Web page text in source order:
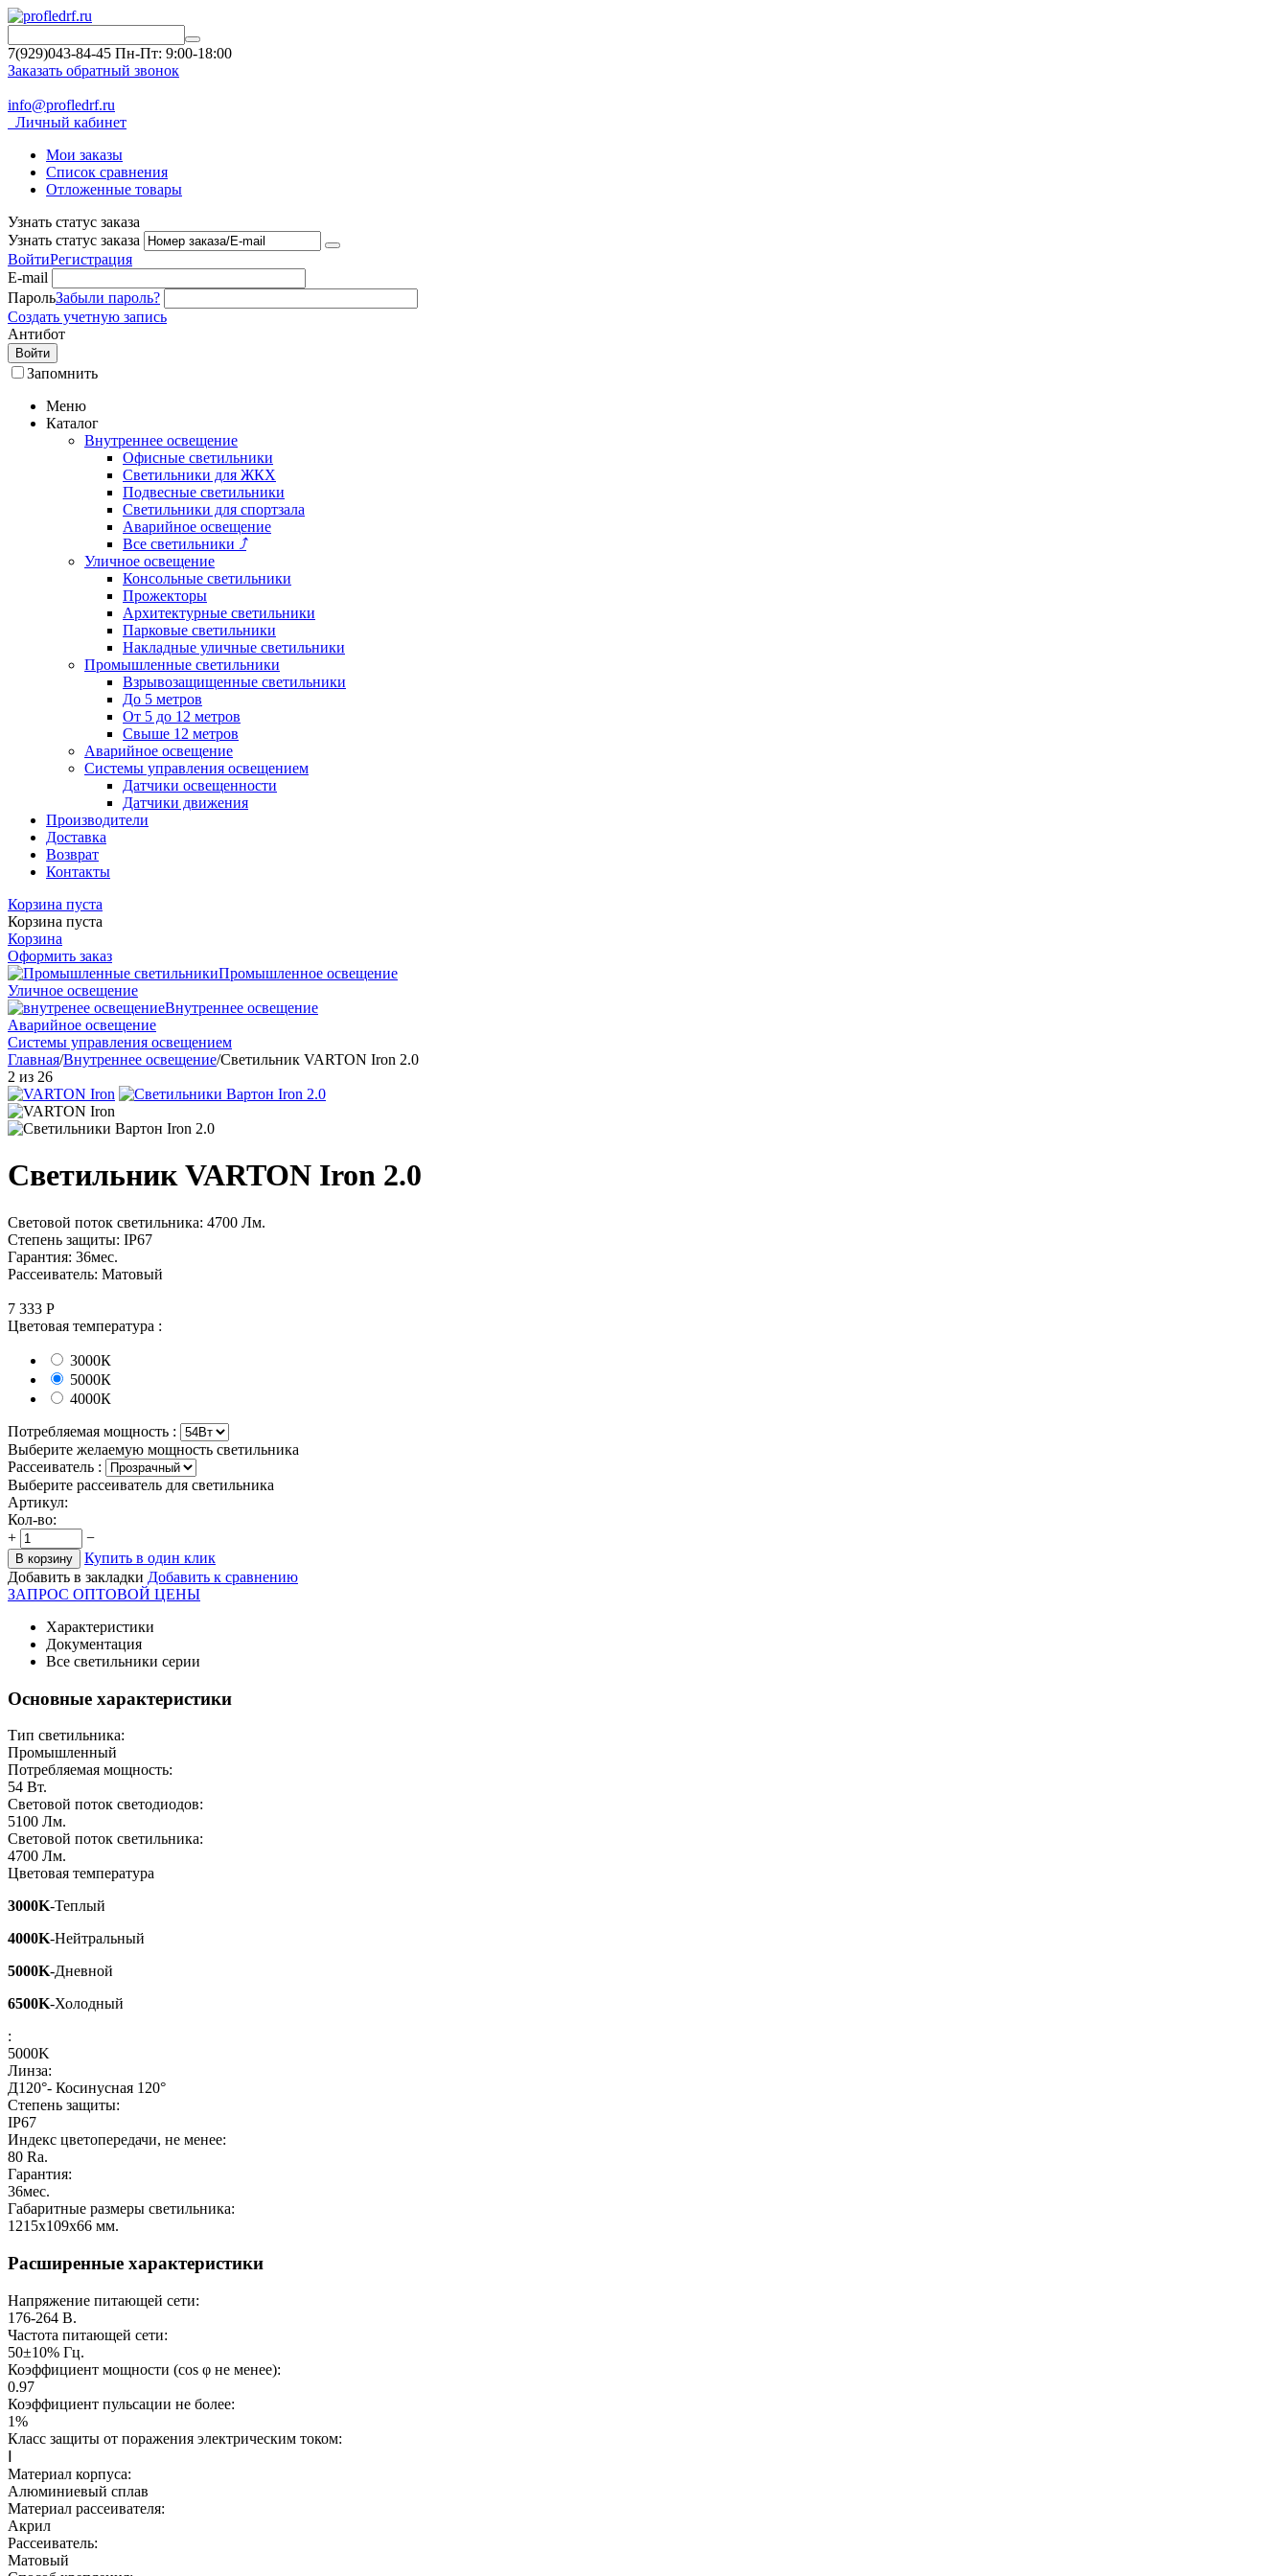
7(929)043-84-45 Пн-Пт: 9:00-18:00
Заказать обратный звонок
info@profledrf.ru
Личный кабинет
Мои заказы
Список сравнения
Отложенные товары
Узнать статус заказа
Узнать статус заказа
ВойтиРегистрация
E-mail
ПарольЗабыли пароль?
Создать учетную запись
Антибот
Войти
Запомнить
Меню
Каталог
Внутреннее освещение
Офисные светильники
Светильники для ЖКХ
Подвесные светильники
Светильники для спортзала
Аварийное освещение
Все светильники ⤴
Уличное освещение
Консольные светильники
Прожекторы
Архитектурные светильники
Парковые светильники
Накладные уличные светильники
Промышленные светильники
Взрывозащищенные светильники
До 5 метров
От 5 до 12 метров
Свыше 12 метров
Аварийное освещение
Системы управления освещением
Датчики освещенности
Датчики движения
Производители
Доставка
Возврат
Контакты
Корзина пуста
Корзина пуста
Корзина
Оформить заказ
Промышленное освещение
Уличное освещение
Внутреннее освещение
Аварийное освещение
Системы управления освещением
Главная/Внутреннее освещение/Светильник VARTON Iron 2.0
2 из 26
Светильник VARTON Iron 2.0
Световой поток светильника: 4700 Лм.
Степень защиты: IP67
Гарантия: 36мес.
Рассеиватель: Матовый
7 333 Р
Цветовая температура :
3000К
5000К
4000К
Потребляемая мощность :
Выберите желаемую мощность светильника
Рассеиватель :
Выберите рассеиватель для светильника
Артикул:
Кол-во:
+
−
В корзину
Купить в один клик
Добавить в закладки Добавить к сравнению
ЗАПРОС ОПТОВОЙ ЦЕНЫ
Характеристики
Документация
Все светильники серии
Основные характеристики
Тип светильника:
Промышленный
Потребляемая мощность:
54 Вт.
Световой поток светодиодов:
5100 Лм.
Световой поток светильника:
4700 Лм.
Цветовая температура
3000K-Теплый
4000K-Нейтральный
5000K-Дневной
6500K-Холодный
:
5000K
Линза:
Д120°- Косинусная 120°
Степень защиты:
IP67
Индекс цветопередачи, не менее:
80 Ra.
Гарантия:
36мес.
Габаритные размеры светильника:
1215х109х66 мм.
Расширенные характеристики
Напряжение питающей сети:
176-264 В.
Частота питающей сети:
50±10% Гц.
Коэффициент мощности (cos φ не менее):
0.97
Коэффициент пульсации не более:
1%
Класс защиты от поражения электрическим током:
Материал корпуса:
Алюминиевый сплав
Материал рассеивателя:
Акрил
Рассеиватель:
Матовый